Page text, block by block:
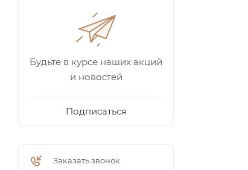
Будьте в курсе наших акций
и новостей
Подписаться
Заказать звонок